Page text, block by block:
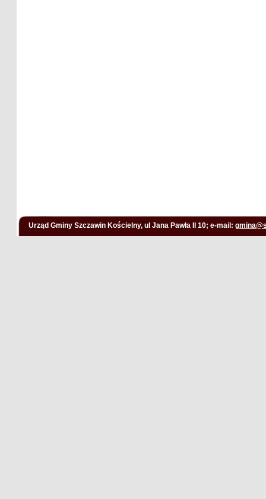
Urząd Gminy Szczawin Kościelny, ul Jana Pawła II 10; e-mail: